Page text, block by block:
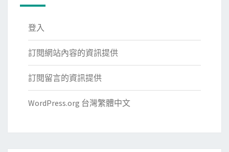
登入
訂閱網站內容的資訊提供
訂閱留言的資訊提供
WordPress.org 台灣繁體中文